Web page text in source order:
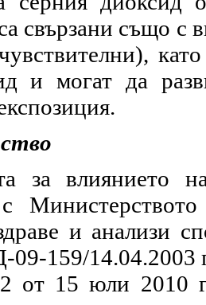
свързани също с
и могат да
за влиянието
с
и анализи
09-159/14.04.2003
от 15 юли 2010